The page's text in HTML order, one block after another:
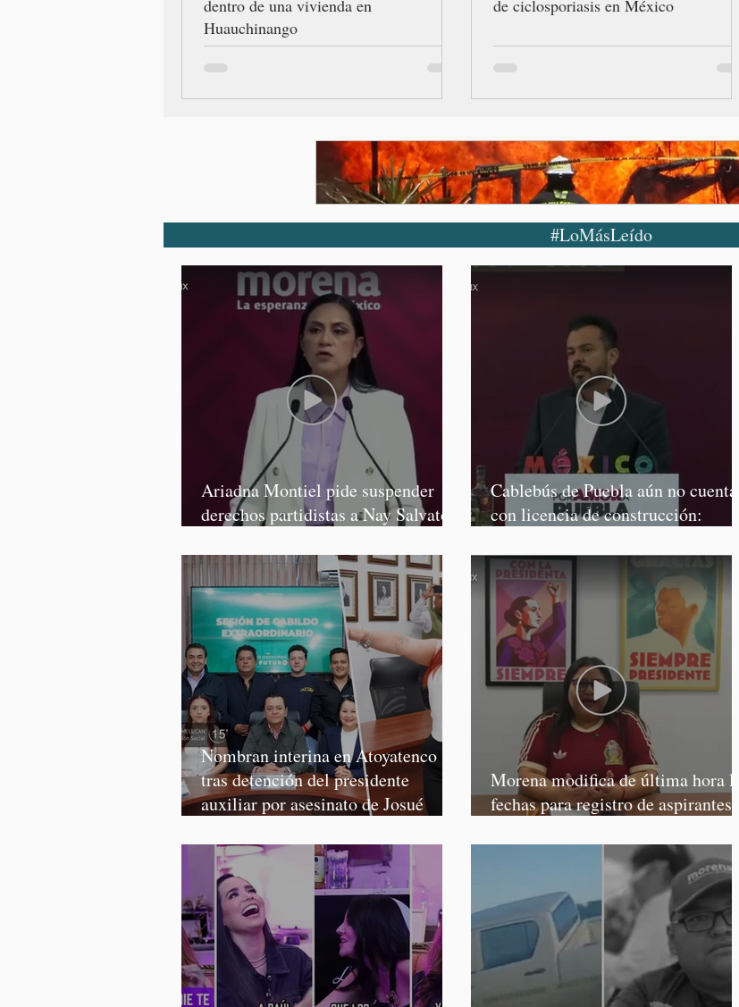
dentro de una vivienda en
Huauchinango
de ciclosporiasis en México
#LoMásLeído
Ariadna Montiel pide suspender
derechos partidistas a Nay Salvatori
Cablebús de Puebla aún no cuenta
con licencia de construcción:
Nombran interina en Atoyatenco
tras detención del presidente
auxiliar por asesinato de Josué
Morena modifica de última hora las
fechas para registro de aspirantes a